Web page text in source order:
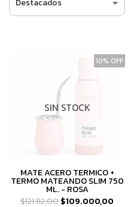
10% OFF
SIN STOCK
MATE ACERO TERMICO +
TERMO MATEANDO SLIM 750
ML. - ROSA
$121.112,00$109.000,00